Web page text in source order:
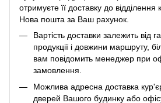
отримуєте її доставку до
Нова пошта за Ваш рахунок.
Вартість доставки залежить від
продукції і довжини маршруту,
вам повідомить менеджер при
замовлення.
Можлива адресна доставка
дверей Вашого будинку або